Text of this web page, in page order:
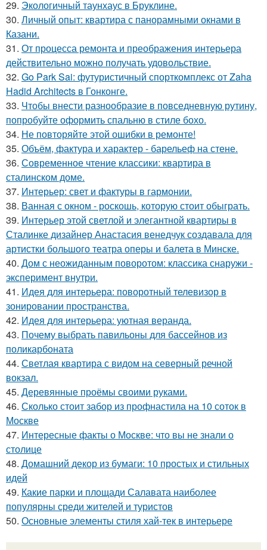
29. Экологичный таунхаус в Бруклине.
30. Личный опыт: квартира с панорамными окнами в
Казани.
31. От процесса ремонта и преображения интерьера
действительно можно получать удовольствие.
32. Go Park Sai: футуристичный спорткомплекс от Zaha
Hadid Architects в Гонконге.
33. Чтобы внести разнообразие в повседневную рутину,
попробуйте оформить спальню в стиле бохо.
34. Не повторяйте этой ошибки в ремонте!
35. Объём, фактура и характер - барельеф на стене.
36. Современное чтение классики: квартира в
сталинском доме.
37. Интерьер: свет и фактуры в гармонии.
38. Ванная с окном - роскошь, которую стоит обыграть.
39. Интерьер этой светлой и элегантной квартиры в
Сталинке дизайнер Анастасия венедчук создавала для
артистки большого театра оперы и балета в Минске.
40. Дом с неожиданным поворотом: классика снаружи -
эксперимент внутри.
41. Идея для интерьера: поворотный телевизор в
зонировании пространства.
42. Идея для интерьера: уютная веранда.
43. Почему выбрать павильоны для бассейнов из
поликарбоната
44. Светлая квартира с видом на северный речной
вокзал.
45. Деревянные проёмы своими руками.
46. Сколько стоит забор из профнастила на 10 соток в
Москве
47. Интересные факты о Москве: что вы не знали о
столице
48. Домашний декор из бумаги: 10 простых и стильных
идей
49. Какие парки и площади Салавата наиболее
популярны среди жителей и туристов
50. Основные элементы стиля хай-тек в интерьере